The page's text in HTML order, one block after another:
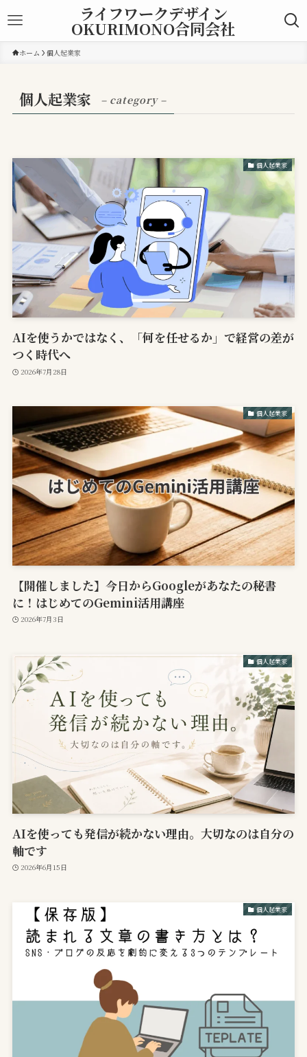
ライフワークデザイン
OKURIMONO合同会社
ホーム 個人起業家
個人起業家 – category –
個人起業家
AIを使うかではなく、「何を任せるか」で経営の差が
つく時代へ
2026年7月28日
個人起業家
【開催しました】今日からGoogleがあなたの秘書
に！はじめてのGemini活用講座
2026年7月3日
個人起業家
AIを使っても発信が続かない理由。大切なのは自分の
軸です
2026年6月15日
個人起業家